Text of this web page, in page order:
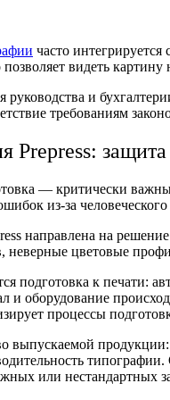
часто
видеть картину
руководства и
требованиям
Prepress:
— критически
из-за
направлена на
неверные цветовые
подготовка к печати:
и оборудование
процессы
выпускаемой
или нестандартных